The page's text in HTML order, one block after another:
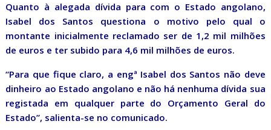
Quanto à alegada dívida para com o Estado angolano,
Isabel dos Santos questiona o motivo pelo qual o
montante inicialmente reclamado ser de 1,2 mil milhões
de euros e ter subido para 4,6 mil milhões de euros.
“Para que fique claro, a engª Isabel dos Santos não deve
dinheiro ao Estado angolano e não há nenhuma dívida sua
registada em qualquer parte do Orçamento Geral do
Estado”, salienta-se no comunicado.